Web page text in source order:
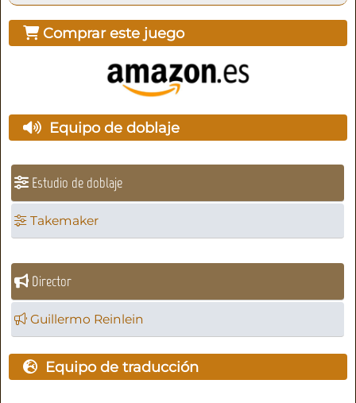
Comprar este juego
Equipo de doblaje
Estudio de doblaje
Takemaker
Director
Guillermo Reinlein
Equipo de traducción